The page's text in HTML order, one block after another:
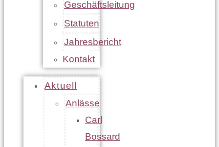
Geschäftsleitung
Statuten
Jahresbericht
Kontakt
Aktuell
Anlässe
Carl
Bossard